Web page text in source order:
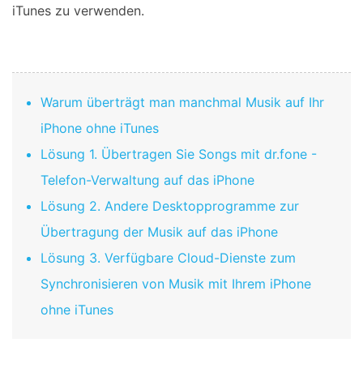
iTunes zu verwenden.
Warum überträgt man manchmal Musik auf Ihr
iPhone ohne iTunes
Lösung 1. Übertragen Sie Songs mit dr.fone -
Telefon-Verwaltung auf das iPhone
Lösung 2. Andere Desktopprogramme zur
Übertragung der Musik auf das iPhone
Lösung 3. Verfügbare Cloud-Dienste zum
Synchronisieren von Musik mit Ihrem iPhone
ohne iTunes